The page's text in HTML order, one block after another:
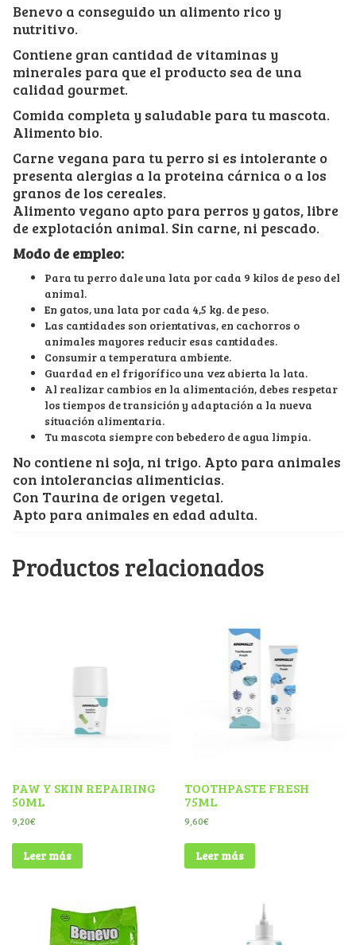
Benevo a conseguido un alimento rico y
nutritivo.
Contiene gran cantidad de vitaminas y
minerales para que el producto sea de una
calidad gourmet.
Comida completa y saludable para tu mascota.
Alimento bio.
Carne vegana para tu perro si es intolerante o
presenta alergias a la proteina cárnica o a los
granos de los cereales.
Alimento vegano apto para perros y gatos, libre
de explotación animal. Sin carne, ni pescado.
Modo de empleo:
Para tu perro dale una lata por cada 9 kilos de peso del
animal.
En gatos, una lata por cada 4,5 kg. de peso.
Las cantidades son orientativas, en cachorros o
animales mayores reducir esas cantidades.
Consumir a temperatura ambiente.
Guardad en el frigorífico una vez abierta la lata.
Al realizar cambios en la alimentación, debes respetar
los tiempos de transición y adaptación a la nueva
situación alimentaria.
Tu mascota siempre con bebedero de agua limpia.
No contiene ni soja, ni trigo. Apto para animales
con intolerancias alimenticias.
Con Taurina de origen vegetal.
Apto para animales en edad adulta.
Productos relacionados
PAW Y SKIN REPAIRING
50ML
9,20€
Leer más
TOOTHPASTE FRESH
75ML
9,60€
Leer más